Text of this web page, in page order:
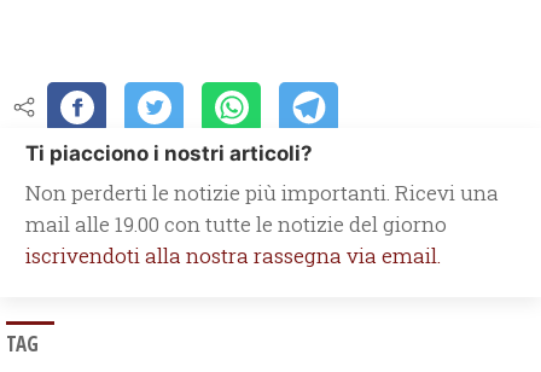
Ti piacciono i nostri articoli?
Non perderti le notizie più importanti. Ricevi una
mail alle 19.00 con tutte le notizie del giorno
iscrivendoti alla nostra rassegna via email.
TAG